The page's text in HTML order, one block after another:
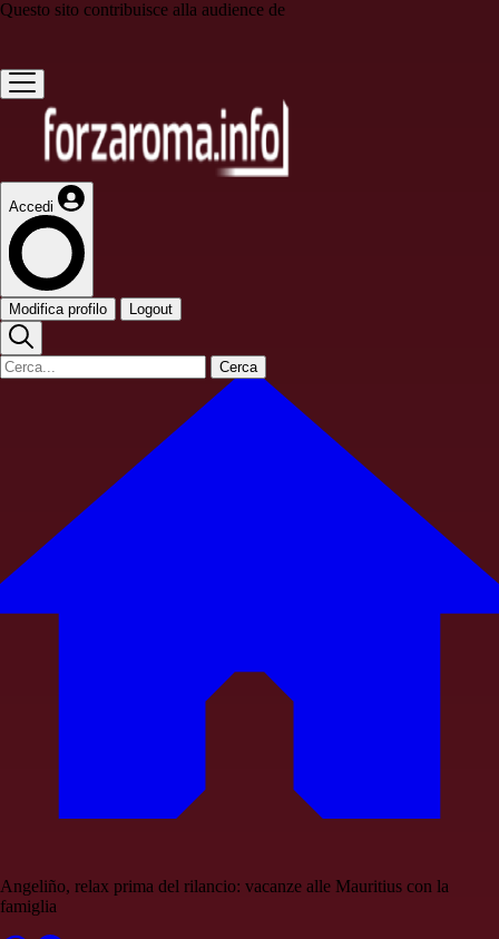
Questo sito contribuisce alla audience de
Accedi
Modifica profilo Logout
Cerca
Angeliño, relax prima del rilancio: vacanze alle Mauritius con la
famiglia